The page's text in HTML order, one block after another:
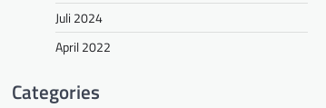
Juli 2024
April 2022
Categories